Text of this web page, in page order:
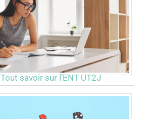
Tout savoir sur l’ENT UT2J